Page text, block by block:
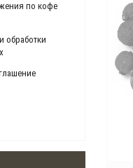
по кофе
обработки